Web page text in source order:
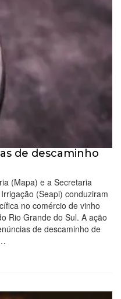
de descaminho
(Mapa) e a Secretaria
(Seapi) conduziram
no comércio de vinho
Rio Grande do Sul. A ação
de descaminho de